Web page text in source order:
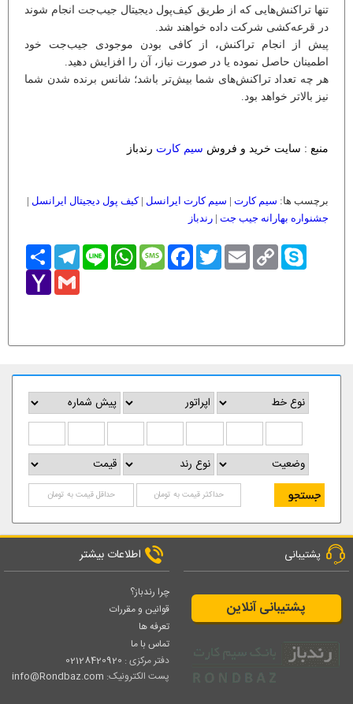
تنها تراکنش‌هایی که از طریق کیف‌پول دیجیتال جیب‌جت انجام شوند
در قرعه‌کشی شرکت داده خواهند شد.
پیش از انجام تراکنش، از کافی بودن موجودی جیب‌جت خود
اطمینان حاصل نموده یا در صورت نیاز، آن را افزایش دهید.
هر چه تعداد تراکنش‌های شما بیش‌تر باشد؛ شانس برنده ‌شدن شما
نیز بالاتر خواهد بود.
منبع : سایت خرید و فروش سیم کارت رندباز
برچسب ها: سیم کارت | سیم کارت ایرانسل |کیف پول دیجیتال ایرانسل |
جشنواره بهارانه جیب جت | رندباز
اشتراکTelegram Line
WhatsAppMessageFacebookTwitter Email
Copy
Link
Skype
Yahoo
Mail
Gmail
پشتیبانی
پشتیبانی آنلاین
اطلاعات بیشتر
چرا رندباز؟
قوانین و مقررات
تعرفه ها
تماس با ما
دفتر مرکزی : 02128420920
پست الکترونیک: info@Rondbaz.com